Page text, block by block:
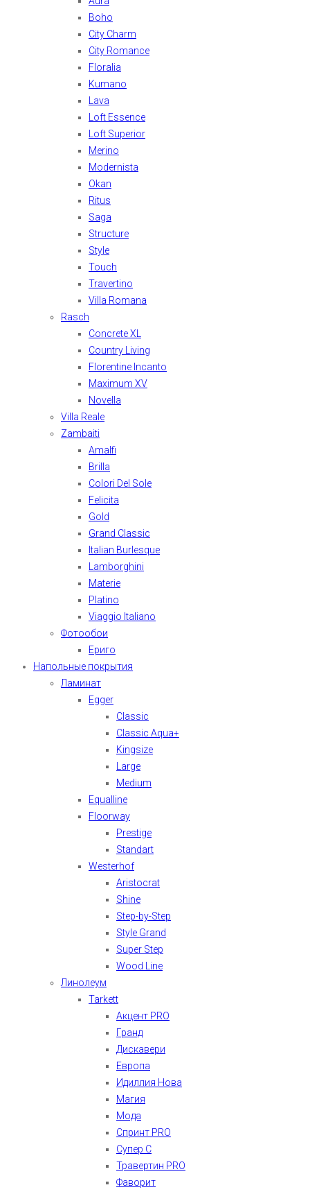
Boho
City Charm
City Romance
Floralia
Kumano
Lava
Loft Essence
Loft Superior
Merino
Modernista
Okan
Ritus
Saga
Structure
Style
Touch
Travertino
Villa Romana
Rasch
Concrete XL
Country Living
Florentine Incanto
Maximum XV
Novella
Villa Reale
Zambaiti
Amalfi
Brilla
Colori Del Sole
Felicita
Gold
Grand Classic
Italian Burlesque
Lamborghini
Materie
Platino
Viaggio Italiano
Фотообои
Ериго
Напольные покрытия
Ламинат
Egger
Classic
Classic Aqua+
Kingsize
Large
Medium
Equalline
Floorway
Prestige
Standart
Westerhof
Aristocrat
Shine
Step-by-Step
Style Grand
Super Step
Wood Line
Линолеум
Tarkett
Акцент PRO
Гранд
Дискавери
Европа
Идиллия Нова
Магия
Мода
Спринт PRO
Супер С
Травертин PRO
Фаворит